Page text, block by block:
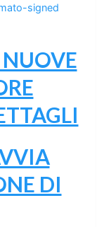
signed
DI